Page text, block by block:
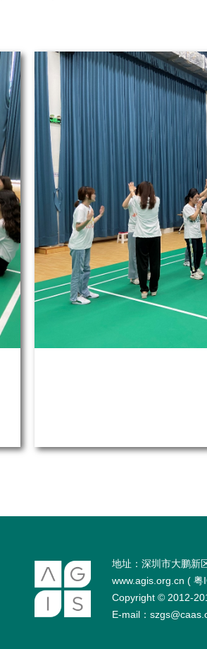
地址：深圳市大鹏新
www.agis.org.cn ( 粤
Copyright © 2012-
E-mail：